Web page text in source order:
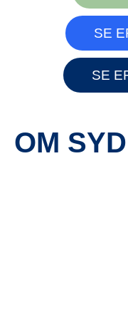
SE
SE
OM